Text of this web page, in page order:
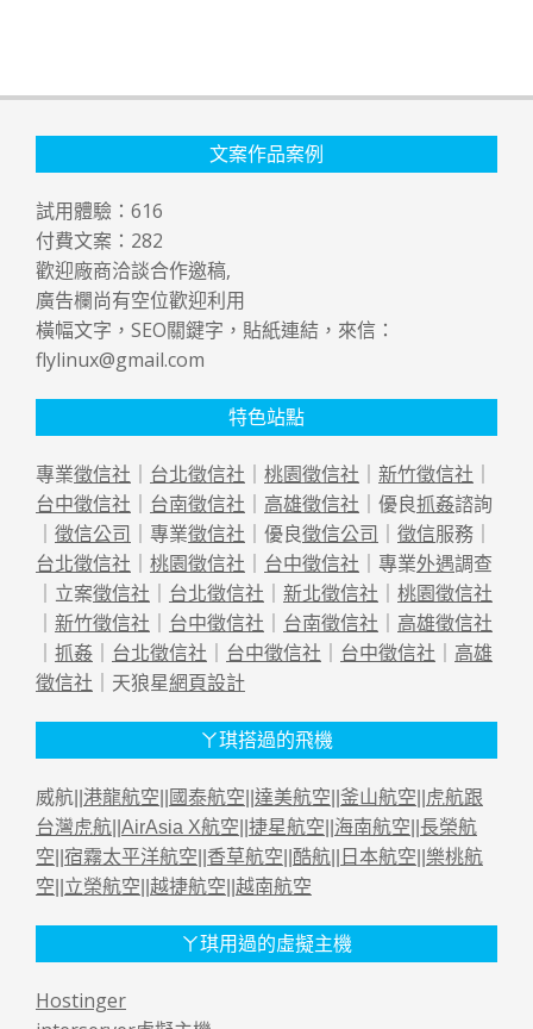
文案作品案例
試用體驗： 616
付費文案： 282
歡迎廠商洽談合作邀稿,
廣告欄尚有空位歡迎利用
橫幅文字，SEO關鍵字，貼紙連結，來信：
flylinux@gmail.com
特色站點
專業徵信社 ｜ 台北徵信社 ｜ 桃園徵信社 ｜ 新竹徵信社 ｜
台中徵信社 ｜ 台南徵信社 ｜ 高雄徵信社 ｜優良抓姦諮詢
｜ 徵信公司 ｜專業徵信社 ｜優良徵信公司 ｜ 徵信服務｜
台北徵信社 ｜ 桃園徵信社 ｜ 台中徵信社 ｜專業外遇調查
｜立案徵信社 ｜ 台北徵信社 ｜ 新北徵信社 ｜ 桃園徵信社
｜ 新竹徵信社 ｜ 台中徵信社 ｜ 台南徵信社 ｜ 高雄徵信社
｜ 抓姦 ｜ 台北徵信社 ｜ 台中徵信社 ｜ 台中徵信社 ｜ 高雄
徵信社 ｜天狼星網頁設計
ㄚ琪搭過的飛機
威航|| 港龍航空 國泰航空 達美航空 釜山航空
虎航跟
台灣虎航 AirAsia X航空 捷星航空 海南航空 長榮航
空 宿霧太平洋航空 香草航空 酷航 日本航空 樂桃航
空 立榮航空 越捷航空 越南航空
ㄚ琪用過的虛擬主機
Hostinger